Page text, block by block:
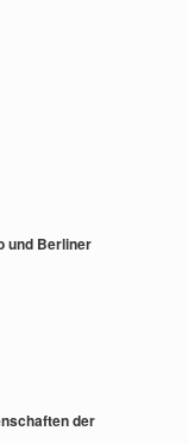
und Berliner
der